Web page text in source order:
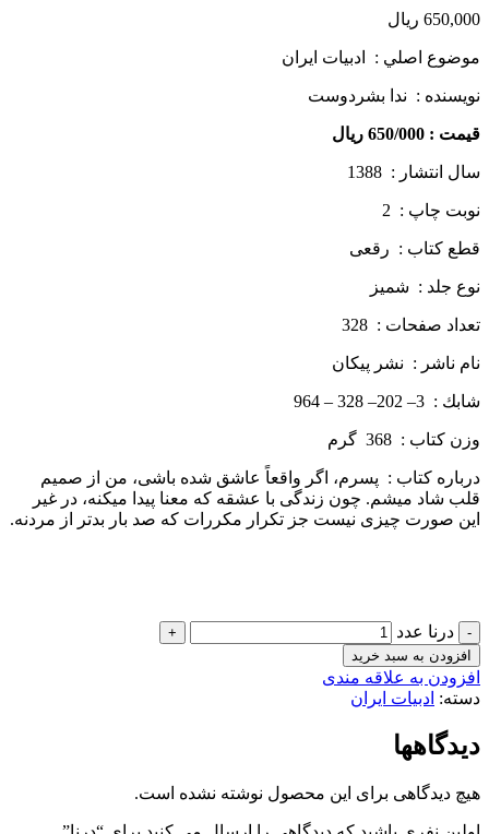
650,000 ریال
موضوع اصلي : ادبیات ایران
نويسنده : ندا بشردوست
قيمت : 650/000 ريال
سال انتشار : 1388
نوبت چاپ : 2
قطع كتاب : رقعی
نوع جلد : شمیز
تعداد صفحات : 328
نام ناشر : نشر پيكان
شابك : 3– 202– 328 – 964
وزن كتاب : 368 گرم
درباره كتاب : پسرم، اگر واقعاً عاشق شده باشی، من از صمیم
قلب شاد می­شم. چون زندگی با عشقه که معنا پیدا می­کنه، در غیر
این صورت چیزی نیست جز تکرار مکررات که صد بار بدتر از مردنه.
درنا عدد
افزودن به سبد خرید
افزودن به علاقه مندی
دسته: ادبیات ایران
دیدگاهها
هیچ دیدگاهی برای این محصول نوشته نشده است.